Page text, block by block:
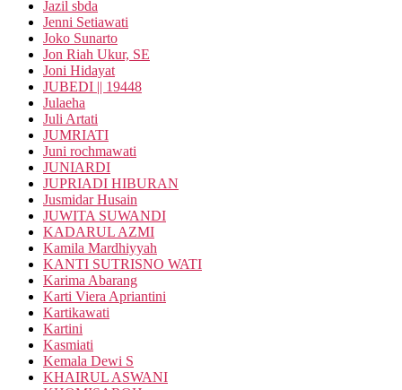
Jazil sbda
Jenni Setiawati
Joko Sunarto
Jon Riah Ukur, SE
Joni Hidayat
JUBEDI || 19448
Julaeha
Juli Artati
JUMRIATI
Juni rochmawati
JUNIARDI
JUPRIADI HIBURAN
Jusmidar Husain
JUWITA SUWANDI
KADARUL AZMI
Kamila Mardhiyyah
KANTI SUTRISNO WATI
Karima Abarang
Karti Viera Apriantini
Kartikawati
Kartini
Kasmiati
Kemala Dewi S
KHAIRUL ASWANI